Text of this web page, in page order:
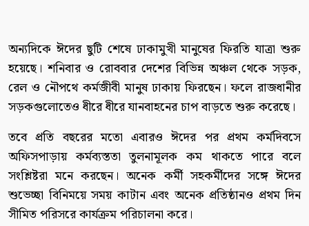
অন্যদিকে ঈদের ছুটি শেষে ঢাকামুখী মানুষের ফিরতি যাত্রা শুরু
হয়েছে। শনিবার ও রোববার দেশের বিভিন্ন অঞ্চল থেকে সড়ক,
রেল ও নৌপথে কর্মজীবী মানুষ ঢাকায় ফিরছেন। ফলে রাজধানীর
সড়কগুলোতেও ধীরে ধীরে যানবাহনের চাপ বাড়তে শুরু করেছে।
তবে প্রতি বছরের মতো এবারও ঈদের পর প্রথম কর্মদিবসে
অফিসপাড়ায় কর্মব্যস্ততা তুলনামূলক কম থাকতে পারে বলে
সংশ্লিষ্টরা মনে করছেন। অনেক কর্মী সহকর্মীদের সঙ্গে ঈদের
শুভেচ্ছা বিনিময়ে সময় কাটান এবং অনেক প্রতিষ্ঠানও প্রথম দিন
সীমিত পরিসরে কার্যক্রম পরিচালনা করে।